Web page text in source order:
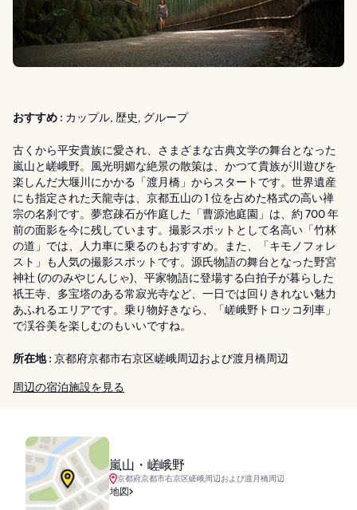
おすすめ : カップル, 歴史, グループ
古くから平安貴族に愛され、さまざまな古典文学の舞台となった
嵐山と嵯峨野。風光明媚な絶景の散策は、かつて貴族が川遊びを
楽しんだ大堰川にかかる「渡月橋」からスタートです。世界遺産
にも指定された天龍寺は、京都五山の 1 位を占めた格式の高い禅
宗の名刹です。夢窓疎石が作庭した「曹源池庭園」は、約 700 年
前の面影を今に残しています。撮影スポットとして名高い「竹林
の道」では、人力車に乗るのもおすすめ。また、「キモノフォレ
スト」も人気の撮影スポットです。源氏物語の舞台となった野宮
神社 (ののみやじんじゃ)、平家物語に登場する白拍子が暮らした
祇王寺、多宝塔のある常寂光寺など、一日では回りきれない魅力
あふれるエリアです。乗り物好きなら、「嵯峨野トロッコ列車」
で渓谷美を楽しむのもいいですね。
所在地 : 京都府京都市右京区嵯峨周辺および渡月橋周辺
周辺の宿泊施設を見る
嵐山・嵯峨野
京都府京都市右京区嵯峨周辺および渡月橋周辺
地図